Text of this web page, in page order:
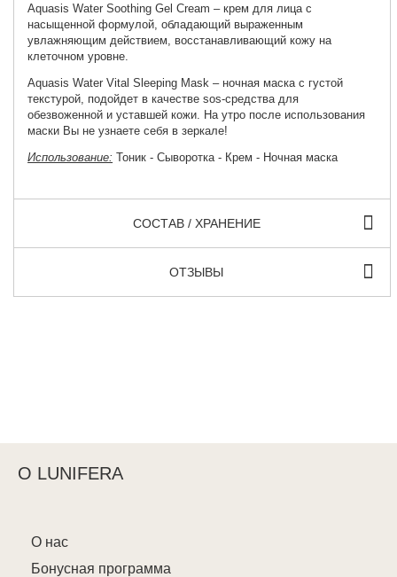
Aquasis Water Soothing Gel Cream – крем для лица с
насыщенной формулой, обладающий выраженным
увлажняющим действием, восстанавливающий кожу на
клеточном уровне.
Aquasis Water Vital Sleeping Mask – ночная маска с густой
текстурой, подойдет в качестве sos-средства для
обезвоженной и уставшей кожи. На утро после использования
маски Вы не узнаете себя в зеркале!
Использование: Тоник - Сыворотка - Крем - Ночная маска
СОСТАВ / ХРАНЕНИЕ
ОТЗЫВЫ
О LUNIFERA
О нас
Бонусная программа